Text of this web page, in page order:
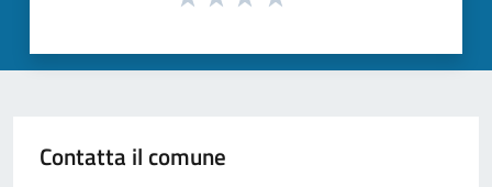
Contatta il comune